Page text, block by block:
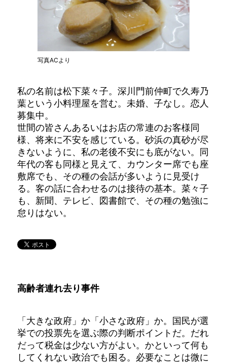
写真ACより
私の名前は松下菜々子。深川門前仲町で久寿乃
葉という小料理屋を営む。未婚、子なし。恋人
募集中。
世間の皆さんあるいはお店の常連のお客様同
様、将来に不安を感じている。砂浜の真砂が尽
きないように、私の老後不安にも底がない。同
年代の客も同様と見えて、カウンター席でも座
敷席でも、その種の会話が多いように見受け
る。客の話に合わせるのは接待の基本。菜々子
も、新聞、テレビ、図書館で、その種の勉強に
怠りはない。
高齢者連れ去り事件
「大きな政府」か「小さな政府」か。国民が選
挙での投票先を選ぶ際の判断ポイントだ。だれ
だって税金は少ない方がよい。かといって何も
してくれない政治でも困る。必要なことは微に